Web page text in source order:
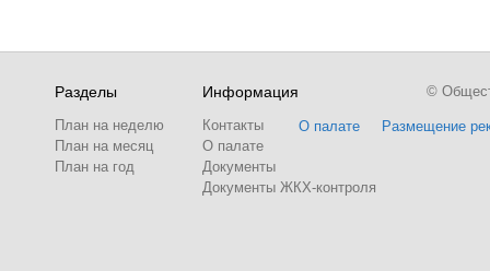
Разделы
План на неделю
План на месяц
План на год
Информация
Контакты
О палате
Документы
Документы ЖКХ-контроля
О палате Размещение
©